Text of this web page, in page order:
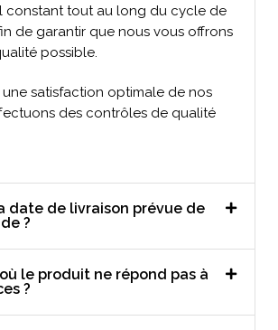
constant tout au long du cycle de
de garantir que nous vous offrons
possible.
une satisfaction optimale de nos
des contrôles de qualité
date de livraison prévue de
?
le produit ne répond pas à
?